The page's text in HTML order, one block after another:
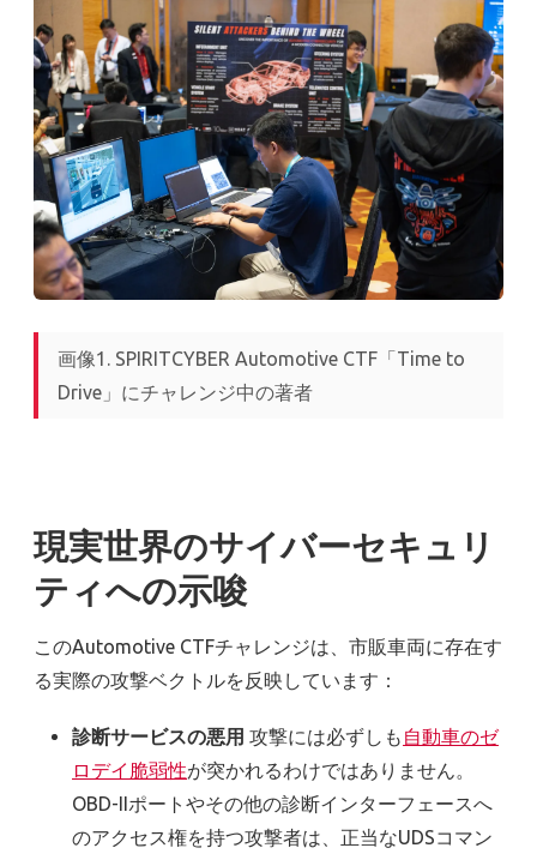
画像1. SPIRITCYBER Automotive CTF「Time to
Drive」にチャレンジ中の著者
現実世界のサイバーセキュリ
ティへの示唆
このAutomotive CTFチャレンジは、市販車両に存在す
る実際の攻撃ベクトルを反映しています：
診断サービスの悪用 攻撃には必ずしも 自動車のゼ
ロデイ脆弱性が突かれるわけではありません。
OBD-IIポートやその他の診断インターフェースへ
のアクセス権を持つ攻撃者は、正当なUDSコマン